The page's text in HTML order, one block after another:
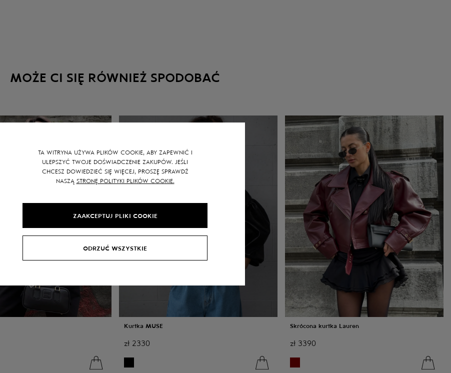
TA WITRYNA UŻYWA PLIKÓW COOKIE, ABY ZAPEWNIĆ I
ULEPSZYĆ TWOJE DOŚWIADCZENIE ZAKUPÓW. JEŚLI
CHCESZ DOWIEDZIEĆ SIĘ WIĘCEJ, PROSZĘ SPRAWDŹ
NASZĄ STRONĘ POLITYKI PLIKÓW COOKIE.
ZAAKCEPTUJ PLIKI COOKIE
ODRZUĆ WSZYSTKIE
MOŻE CI SIĘ RÓWNIEŻ SPODOBAĆ
Kurtka MUSE
zł 2330
Skrócona kurtka Lauren
zł 3390